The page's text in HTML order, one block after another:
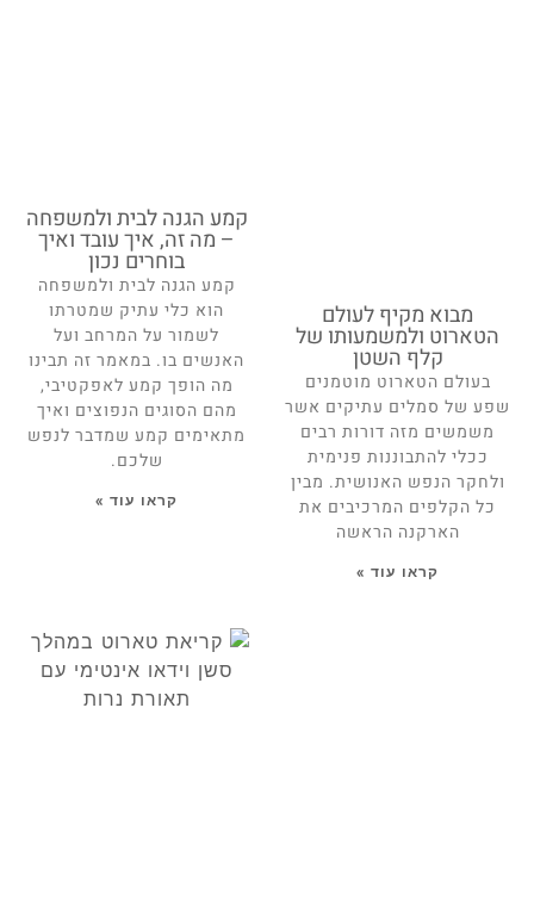
מבוא מקיף לעולם
הטארוט ולמשמעותו של
קלף השטן
בעולם הטארוט מוטמנים
שפע של סמלים עתיקים אשר
משמשים מזה דורות רבים
ככלי להתבוננות פנימית
ולחקר הנפש האנושית. מבין
כל הקלפים המרכיבים את
הארקנה הראשה
קראו עוד »
קמע הגנה לבית ולמשפחה
– מה זה, איך עובד ואיך
בוחרים נכון
קמע הגנה לבית ולמשפחה
הוא כלי עתיק שמטרתו
לשמור על המרחב ועל
האנשים בו. במאמר זה תבינו
מה הופך קמע לאפקטיבי,
מהם הסוגים הנפוצים ואיך
מתאימים קמע שמדבר לנפש
שלכם.
קראו עוד »